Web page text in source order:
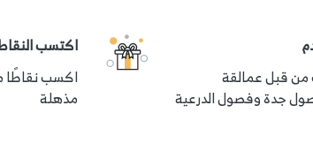
قبل عمالقة
جدة وفصول الدرعية
اكتسب
اكسب نقاطًا
مذهلة